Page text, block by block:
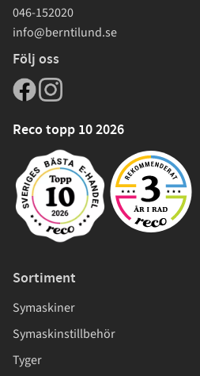
046-152020
info@berntilund.se
Följ oss
Reco topp 10 2026
Sortiment
Symaskiner
Symaskinstillbehör
Tyger